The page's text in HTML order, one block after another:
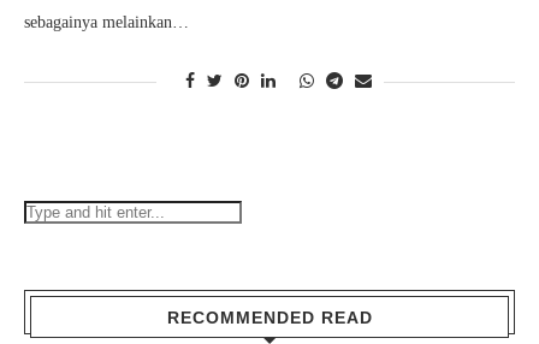
sebagainya melainkan…
RECOMMENDED READ